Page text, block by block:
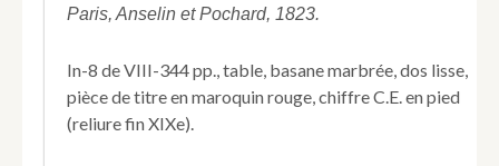
du
colonel
d'artillerie
légére,
Paris, Anselin et Pochard, 1823.
In-8 de VIII-344 pp., table, basane marbrée, dos lisse,
pièce de titre en maroquin rouge, chiffre C.E. en pied
(reliure fin XIXe).